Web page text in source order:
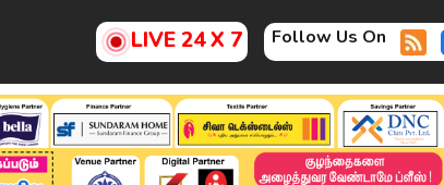
LIVE 24 X 7 Follow Us On